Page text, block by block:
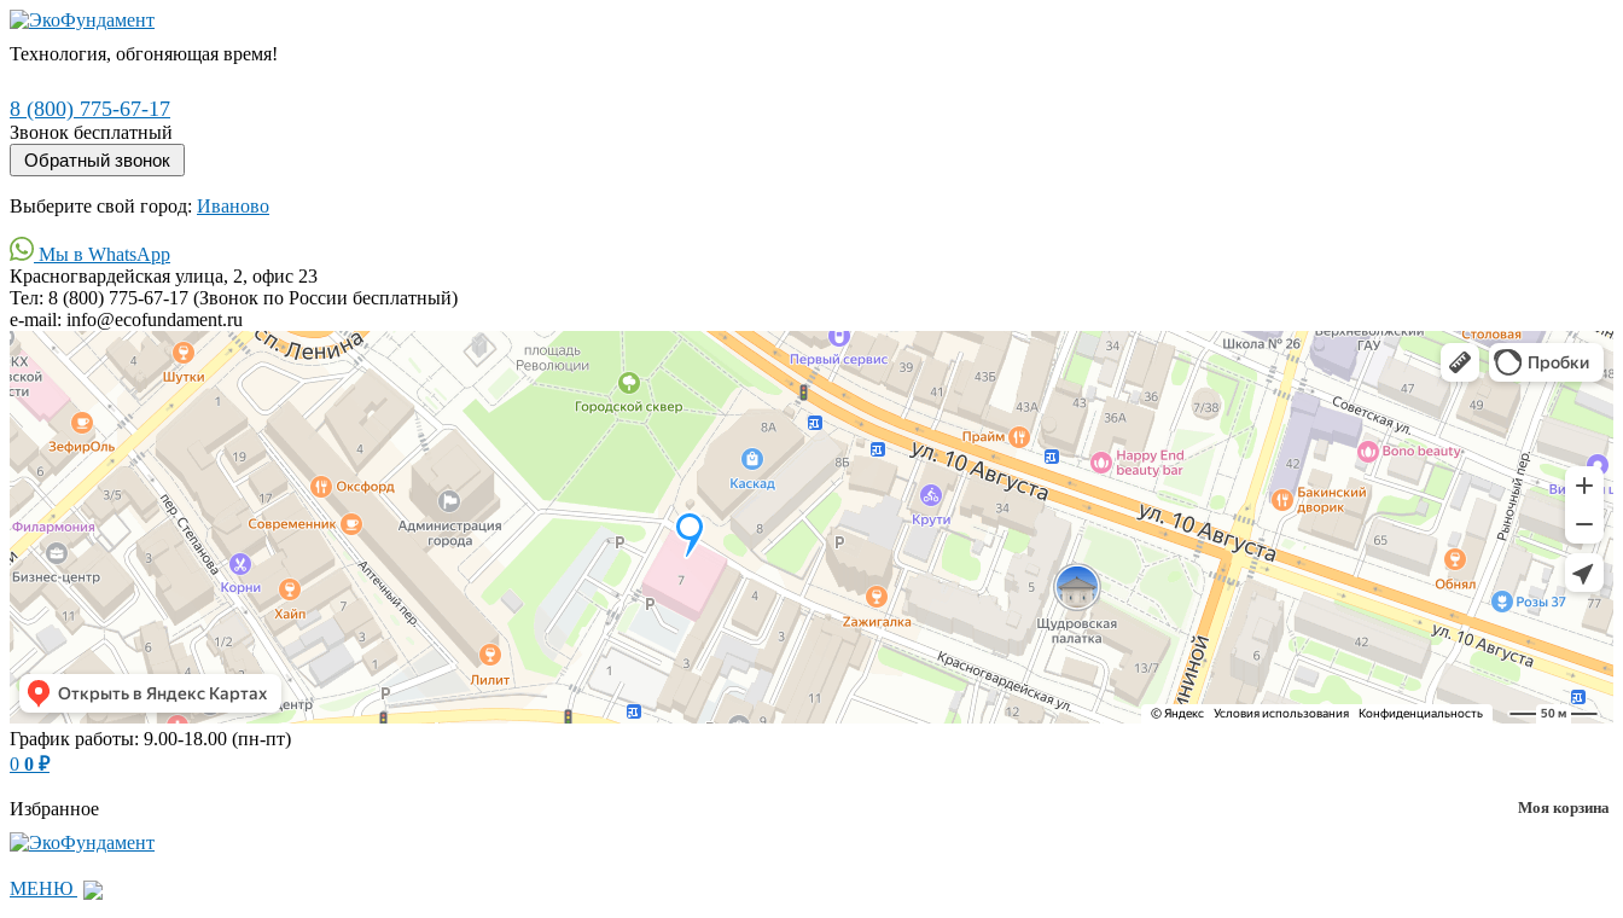
Технология, обгоняющая время!
8 (800) 775-67-17
Звонок бесплатный
Выберите свой город: Иваново
Мы в WhatsApp
Красногвардейская улица, 2, офис 23
Тел: 8 (800) 775-67-17 (Звонок по России бесплатный)
e-mail: info@ecofundament.ru
График работы: 9.00-18.00 (пн-пт)
0 0 ₽
Моя корзина
Избранное
МЕНЮ